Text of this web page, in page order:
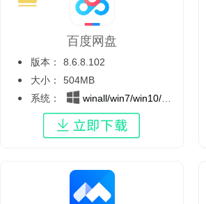
百度网盘
版本：
8.6.8.102
大小：
504MB
系统：
winall/win7/win10/win11